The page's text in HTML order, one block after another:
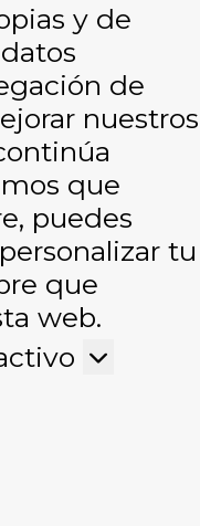
y de
de
nuestros
que
puedes
tu
que
web.